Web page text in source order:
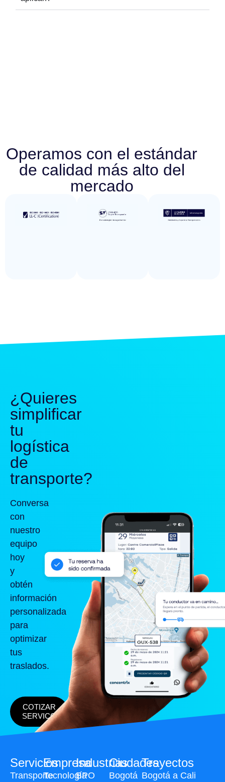
Operamos con el estándar
de calidad más alto del
mercado
¿Quieres
simplificar
tu
logística
de
transporte?
Conversa
con
nuestro
equipo
hoy
y
obtén
información
personalizada
para
optimizar
tus
traslados.
COTIZAR
SERVICO
Servicios
Transporte
Industrias
BPO
Ciudades
Bogotá
Trayectos
Bogotá a Cali
Empresa
Tecnología